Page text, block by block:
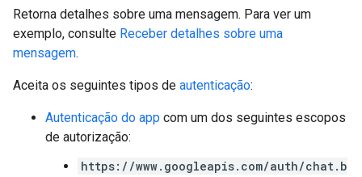
Retorna detalhes sobre uma mensagem. Para ver um
exemplo, consulte Receber detalhes sobre uma
mensagem.
Aceita os seguintes tipos de autenticação:
Autenticação do app com um dos seguintes escopos
de autorização:
https://www.googleapis.com/auth/chat.b